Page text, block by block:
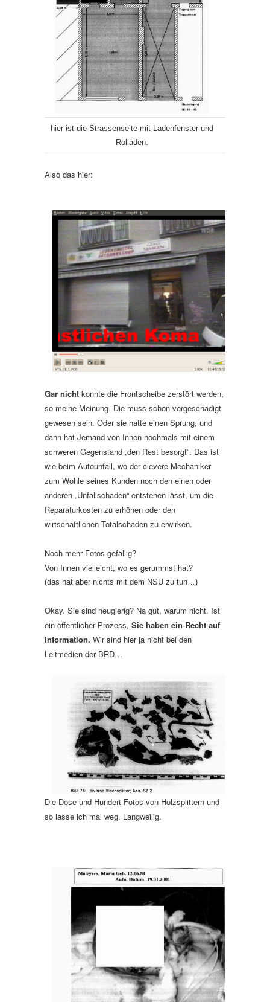
hier ist die Strassenseite mit Ladenfenster und
Rolladen.
Also das hier:
Gar nicht konnte die Frontscheibe zerstört werden,
so meine Meinung. Die muss schon vorgeschädigt
gewesen sein. Oder sie hatte einen Sprung, und
dann hat Jemand von Innen nochmals mit einem
schweren Gegenstand „den Rest besorgt“. Das ist
wie beim Autounfall, wo der clevere Mechaniker
zum Wohle seines Kunden noch den einen oder
anderen „Unfallschaden“ entstehen lässt, um die
Reparaturkosten zu erhöhen oder den
wirtschaftlichen Totalschaden zu erwirken.
Noch mehr Fotos gefällig?
Von Innen vielleicht, wo es gerummst hat?
(das hat aber nichts mit dem NSU zu tun…)
Okay. Sie sind neugierig? Na gut, warum nicht. Ist
ein öffentlicher Prozess, Sie haben ein Recht auf
Information. Wir sind hier ja nicht bei den
Leitmedien der BRD…
Die Dose und Hundert Fotos von Holzsplittern und
so lasse ich mal weg. Langweilig.